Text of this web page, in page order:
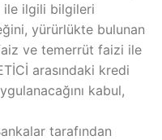
ile ilgili bilgileri
yürürlükte bulunan
ve temerrüt faizi ile
arasındaki kredi
kabul,
tarafından